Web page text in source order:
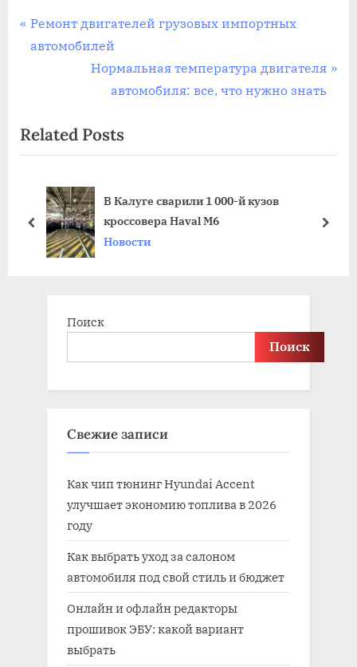
Навигация
записям
P
r
o
u
o
Ремонт двигателей грузовых импортных
автомобилей
N
t
P
s
t
:
Нормальная температура двигателя
автомобиля: все, что нужно знать
Related Posts
В Калуге сварили 1 000-й кузов
кроссовера Haval M6
Новости
prev next
Поиск
Поиск
Свежие записи
Как чип тюнинг Hyundai Accent
улучшает экономию топлива в 2026
году
Как выбрать уход за салоном
автомобиля под свой стиль и бюджет
Онлайн и офлайн редакторы
прошивок ЭБУ: какой вариант
выбрать